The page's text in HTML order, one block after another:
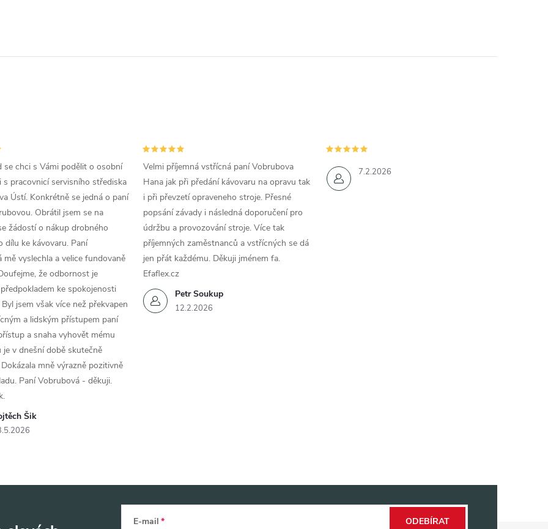
Šik
se chci s Vámi podělit o osobní
s pracovnicí servisního střediska
Ústí. Konkrétně se jedná o paní
Obrátil jsem se na
žádostí o nákup drobného
dílu ke kávovaru. Paní
mě vyslechla a velice fundovaně
že odbornost je
ke spokojenosti
jsem však více než překvapen
a lidským přístupem paní
a snaha vyhovět mému
je v dnešní době skutečně
mně výrazně pozitivně
Paní Vobrubová - děkuji.
Petr Soukup
12.2.2026
Velmi příjemná vstřícná paní Vobrubova
Hana jak při předání kávovaru na opravu tak
i při převzetí opraveneho stroje. Přesné
popsání závady i následná doporučení pro
údržbu a provozování stroje. Více tak
příjemných zaměstnanců a vstřícných se dá
jen přát každému. Děkuji jménem fa.
Efaflex.cz
7.2.2026
E-mail ODEBÍRAT